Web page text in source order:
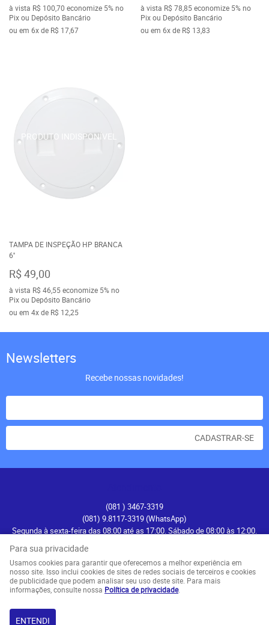
à vista R$ 100,70 economize 5%no
Pix ou Depósito Bancário
ou em 6xde R$ 17,67
à vista R$ 78,85economize 5%no
Pix ou Depósito Bancário
ou em 6xde R$ 13,83
TAMPA DE INSPEÇÃO HP BRANCA
6''
R$ 49,00
à vista R$ 46,55economize 5%no
Pix ou Depósito Bancário
ou em 4xde R$ 12,25
Newsletters
Recebe nossas novidades!
CADASTRAR-SE
(081 ) 3467-3319
(081) 9.8117-3319(WhatsApp)
Segunda à sexta-feira das 08:00 até as 17:00. Sábado de 08:00 às 12:00.
Endereço
Avenida Herculano Bandeira, 476-Pina, Recife -PE
CEP: 51110-131
Para sua privacidade
Usamos cookies para garantir que oferecemos a melhor experiência em
nosso site. Isso inclui cookies de sites de redes sociais de terceiros e cookies
de publicidade que podem analisar seu uso deste site. Para mais
informações, consulte nossa Política de privacidade.
ENTENDI